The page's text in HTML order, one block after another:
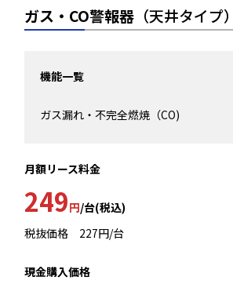
ガス・CO警報器 （天井タイプ）
機能一覧
ガス漏れ・不完全燃焼（CO)
月額リース料金
249円/台(税込)
税抜価格 227円/台
現金購入価格